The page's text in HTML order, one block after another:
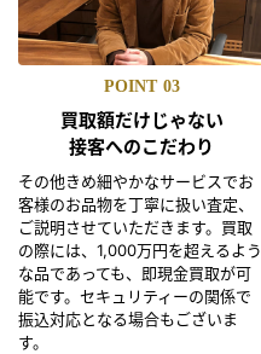
POINT 03
買取額だけじゃない
接客へのこだわり
その他きめ細やかなサービスでお
客様のお品物を丁寧に扱い査定、
ご説明させていただきます。買取
の際には、1,000万円を超えるよう
な品であっても、即現金買取が可
能です。セキュリティーの関係で
振込対応となる場合もございま
す。